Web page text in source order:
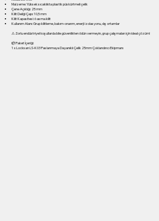
Malzeme: Yüksek sıcaklıkta plastik püskürtmeli çelik
Çene Açıklığı: 25 mm
Kilit Deliği Çapı: 10,5 mm
Kilit Kapasitesi: 6 asma kilit
Kullanım Alanı: Grup kilitleme, bakım-onarım, enerji izolasyonu, dış ortamlar
⚠ Zorlu endüstriyel koşullarda bile güvenlikten ödün vermeyin, grup çalışmaları için ideal çözüm!
📦 Paket İçeriği:
1 x Locksan LS-K03 Paslanmaya Dayanıklı Çelik 25mm Çoklandırıcı Ekipmanı